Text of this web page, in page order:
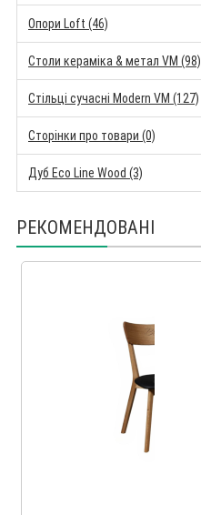
Опори Loft (46)
Столи кераміка & метал VM (98)
Стільці сучасні Modern VM (127)
Сторінки про товари (0)
Дуб Eco Line Wood (3)
РЕКОМЕНДОВАНІ